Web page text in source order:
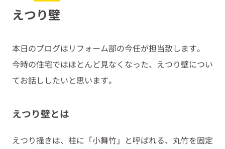
えつり壁
本日のブログはリフォーム部の今任が担当致します。
今時の住宅ではほとんど見なくなった、えつり壁につい
てお話ししたいと思います。
えつり壁とは
えつり掻きは、柱に「小舞竹」と呼ばれる、丸竹を固定